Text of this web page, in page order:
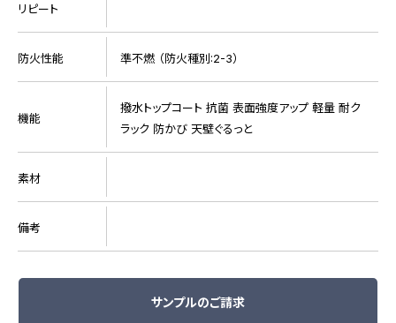
リピート
防火性能 準不燃 （防火種別:2-3）
機能
撥水トップコート 抗菌 表面強度アップ 軽量 耐ク
ラック 防かび 天壁ぐるっと
素材
備考
サンプルのご請求